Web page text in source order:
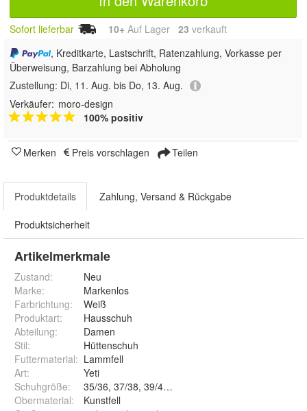
Sofort lieferbar 10+ Auf Lager 23 verkauft
, Kreditkarte, Lastschrift, Ratenzahlung, Vorkasse per
Überweisung, Barzahlung bei Abholung
Zustellung: Di, 11. Aug. bis Do, 13. Aug.
Verkäufer: moro-design
100% positiv
Merken Preis vorschlagen Teilen
Produktdetails Zahlung, Versand & Rückgabe
Produktsicherheit
Artikelmerkmale
Zustand:
Neu
Marke:
Markenlos
Farbrichtung:
Weiß
Produktart:
Hausschuh
Abteilung:
Damen
Stil:
Hüttenschuh
Futtermaterial: Lammfell
Art:
Yeti
Schuhgröße:
35/36, 37/38, 39/40, 41/42, 43/44, 45/46, 47/48
Obermaterial:
Kunstfell